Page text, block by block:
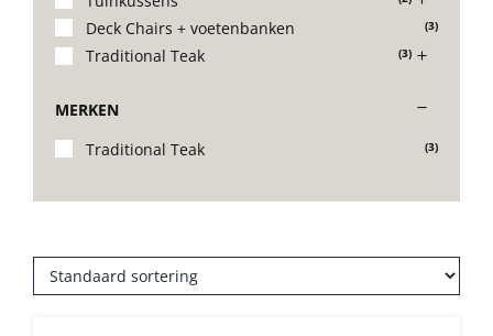
Stoelen
Tafels
Barset
Deck Chairs + voetenbanken (3)
Traditional Teak (3)
MERKEN
Traditional Teak
(3)